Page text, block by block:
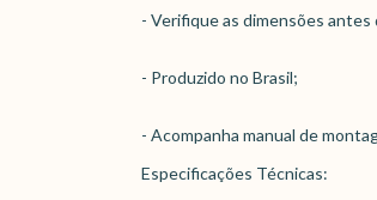
- Verifique as dimensões antes
- Produzido no Brasil;
- Acompanha manual de
Especificações Técnicas: